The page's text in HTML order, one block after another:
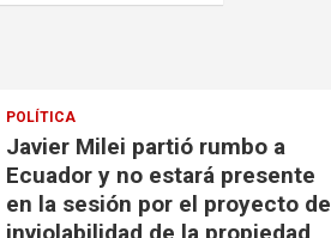
POLÍTICA
Javier Milei partió rumbo a
Ecuador y no estará presente
en la sesión por el proyecto de